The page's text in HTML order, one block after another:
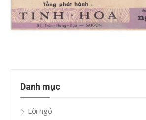
Danh mục
Lời ngỏ